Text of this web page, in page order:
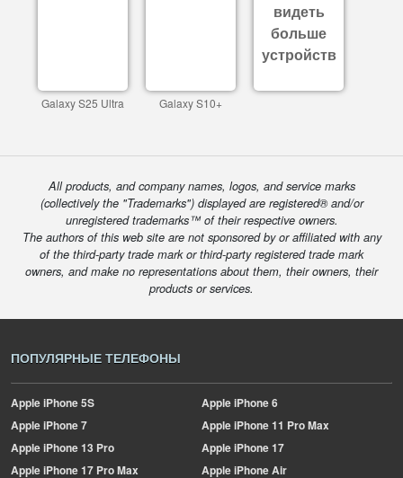
Galaxy S25 Ultra Galaxy S10+
видеть
больше
устройств
All products, and company names, logos, and service marks
(collectively the "Trademarks") displayed are registered® and/or
unregistered trademarks™ of their respective owners.
The authors of this web site are not sponsored by or affiliated with any
of the third-party trade mark or third-party registered trade mark
owners, and make no representations about them, their owners, their
products or services.
ПОПУЛЯРНЫЕ ТЕЛЕФОНЫ
AppleiPhone 5S AppleiPhone 6
AppleiPhone 7 AppleiPhone 11 Pro Max
AppleiPhone 13 Pro AppleiPhone 17
AppleiPhone 17 Pro Max AppleiPhone Air